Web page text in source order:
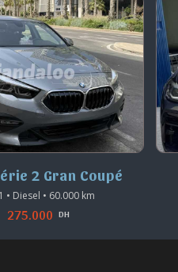
BMW X6
• Diesel • 62.000 km
700.000 DH